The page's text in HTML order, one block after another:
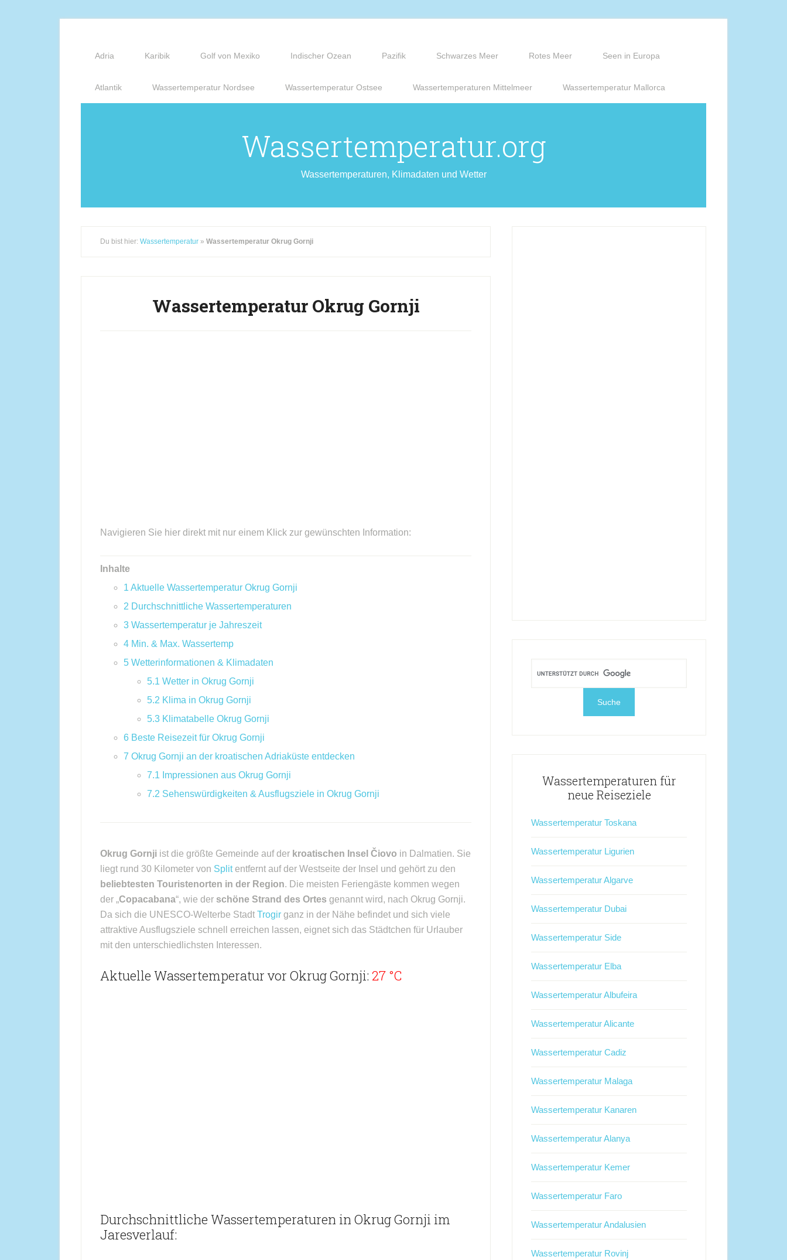
Adria Karibik Golf von Mexiko Indischer Ozean Pazifik Schwarzes Meer Rotes Meer Seen in Europa
Atlantik Wassertemperatur Nordsee Wassertemperatur Ostsee Wassertemperaturen Mittelmeer Wassertemperatur Mallorca
Wassertemperatur.org
Wassertemperaturen, Klimadaten und Wetter
Du bist hier: Wassertemperatur » Wassertemperatur Okrug Gornji
Wassertemperatur Okrug Gornji
Navigieren Sie hier direkt mit nur einem Klick zur gewünschten Information:
Inhalte
1 Aktuelle Wassertemperatur Okrug Gornji
2 Durchschnittliche Wassertemperaturen
3 Wassertemperatur je Jahreszeit
4 Min. & Max. Wassertemp
5 Wetterinformationen & Klimadaten
5.1 Wetter in Okrug Gornji
5.2 Klima in Okrug Gornji
5.3 Klimatabelle Okrug Gornji
6 Beste Reisezeit für Okrug Gornji
7 Okrug Gornji an der kroatischen Adriaküste entdecken
7.1 Impressionen aus Okrug Gornji
7.2 Sehenswürdigkeiten & Ausflugsziele in Okrug Gornji
Okrug Gornji ist die größte Gemeinde auf der kroatischen Insel Čiovo in Dalmatien. Sie
liegt rund 30 Kilometer von Splitentfernt auf der Westseite der Insel und gehört zu den
beliebtesten Touristenorten in der Region. Die meisten Feriengäste kommen wegen
der „Copacabana“, wie der schöne Strand des Ortes genannt wird, nach Okrug Gornji.
Da sich die UNESCO-Welterbe Stadt Trogir ganz in der Nähe befindet und sich viele
attraktive Ausflugsziele schnell erreichen lassen, eignet sich das Städtchen für Urlauber
mit den unterschiedlichsten Interessen.
Aktuelle Wassertemperatur vor Okrug Gornji: 27 °C
Durchschnittliche Wassertemperaturen in Okrug Gornji im
Jaresverlauf:
Wassertemperaturen für
neue Reiseziele
Wassertemperatur Toskana
Wassertemperatur Ligurien
Wassertemperatur Algarve
Wassertemperatur Dubai
Wassertemperatur Side
Wassertemperatur Elba
Wassertemperatur Albufeira
Wassertemperatur Alicante
Wassertemperatur Cadiz
Wassertemperatur Malaga
Wassertemperatur Kanaren
Wassertemperatur Alanya
Wassertemperatur Kemer
Wassertemperatur Faro
Wassertemperatur Andalusien
Wassertemperatur Rovinj